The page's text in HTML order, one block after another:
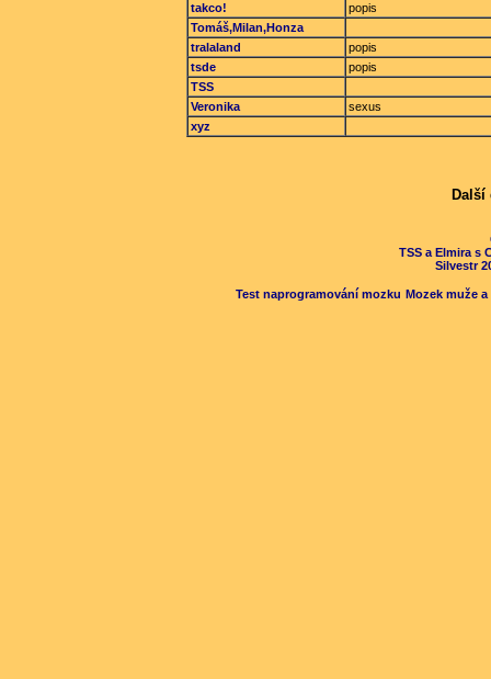
takco!
popis
Tomáš,Milan,Honza
tralaland
popis
tsde
popis
TSS
Veronika
sexus
xyz
Další
TSS a Elmira s
Silvestr
Test naprogramování mozku Mozek muže a